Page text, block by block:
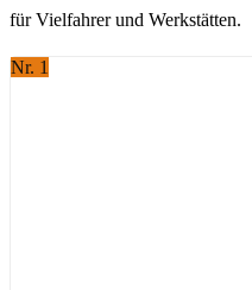
für Vielfahrer und Werkstätten.
Nr. 1